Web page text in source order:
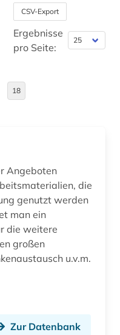
bibliothekswissenschaften (2)
CSV-Export
Ergebnisse
pro Seite:
18
Angeboten
die
genutzt werden
man ein
die weitere
großen
u.v.m.
Zur Datenbank